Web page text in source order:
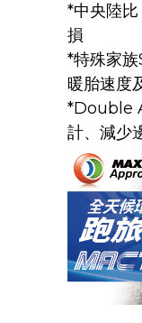
*中央陸
損
*特殊家
暖胎速度
*Double
計、減少